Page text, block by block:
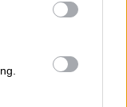
του και τον
συνέχεια,
του,